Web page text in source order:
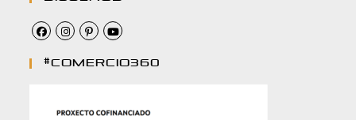
#comercio360